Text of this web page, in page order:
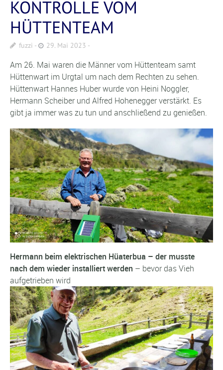
KONTROLLE VOM
HÜTTENTEAM
fuzzi 29. Mai 2023
Am 26. Mai waren die Männer vom Hüttenteam samt
Hüttenwart im Urgtal um nach dem Rechten zu sehen.
Hüttenwart Hannes Huber wurde von Heini Noggler,
Hermann Scheiber und Alfred Hohenegger verstärkt. Es
gibt ja immer was zu tun und anschließend zu genießen.
Hermann beim elektrischen Hüaterbua – der musste
nach dem wieder installiert werden – bevor das Vieh
aufgetrieben wird